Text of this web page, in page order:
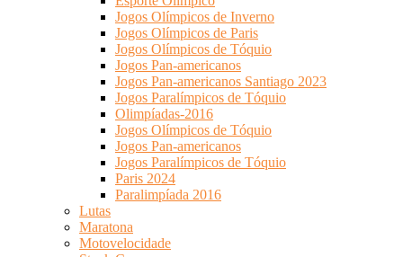
Jogos Olímpicos de Inverno
Jogos Olímpicos de Paris
Jogos Olímpicos de Tóquio
Jogos Pan-americanos
Jogos Pan-americanos Santiago 2023
Jogos Paralímpicos de Tóquio
Olimpíadas-2016
Jogos Olímpicos de Tóquio
Jogos Pan-americanos
Jogos Paralímpicos de Tóquio
Paris 2024
Paralimpíada 2016
Lutas
Maratona
Motovelocidade